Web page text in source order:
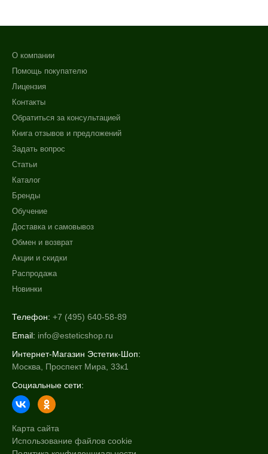
О компании
Помощь покупателю
Лицензия
Контакты
Обратиться за консультацией
Книга отзывов и предложений
Задать вопрос
Статьи
Каталог
Бренды
Обучение
Доставка и самовывоз
Обмен и возврат
Акции и скидки
Распродажа
Новинки
Телефон: +7 (495) 640-58-89
Email: info@esteticshop.ru
Интернет-Магазин Эстетик-Шоп:
Москва, Проспект Мира, 33к1
Социальные сети:
Карта сайта
Использование файлов cookie